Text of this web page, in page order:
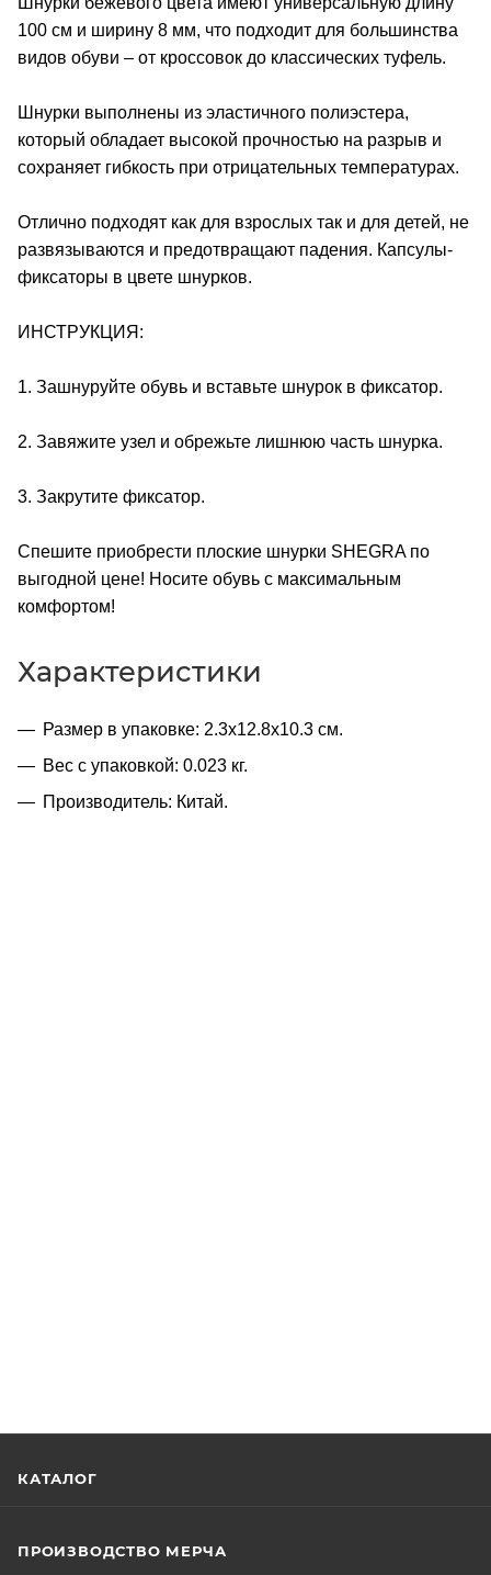
100 см и ширину 8 мм, что подходит для большинства
видов обуви – от кроссовок до классических туфель.
Шнурки выполнены из эластичного полиэстера,
который обладает высокой прочностью на разрыв и
сохраняет гибкость при отрицательных температурах.
Отлично подходят как для взрослых так и для детей, не
развязываются и предотвращают падения. Капсулы-
фиксаторы в цвете шнурков.
ИНСТРУКЦИЯ:
1. Зашнуруйте обувь и вставьте шнурок в фиксатор.
2. Завяжите узел и обрежьте лишнюю часть шнурка.
3. Закрутите фиксатор.
Спешите приобрести плоские шнурки SHEGRA по
выгодной цене! Носите обувь с максимальным
комфортом!
Характеристики
Размер в упаковке: 2.3x12.8x10.3 см.
Вес с упаковкой: 0.023 кг.
Производитель: Китай.
КАТАЛОГ
ПРОИЗВОДСТВО МЕРЧА